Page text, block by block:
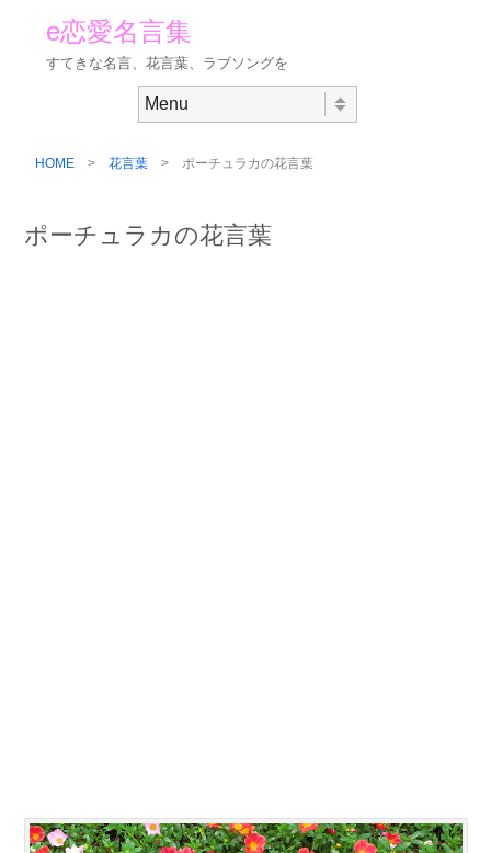
e恋愛名言集
すてきな名言、花言葉、ラブソングを
HOME > 花言葉 > ポーチュラカの花言葉
ポーチュラカの花言葉